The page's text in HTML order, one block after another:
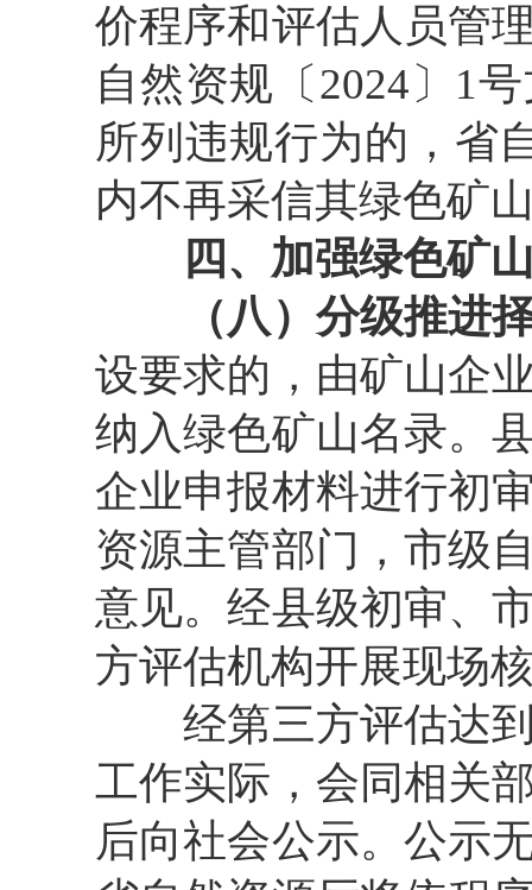
价程序和评估人员管
自然资规〔 2024 〕 1
所列违规行为的，省
内不再采信其绿色矿
四、加强绿色矿
（八）分级推进
设要求的，由矿山企
纳入绿色矿山名录。
企业申报材料进行初
资源主管部门，市级
意见。经县级初审、
方评估机构开展现场
经第三方评估达
工作实际，会同相关
后向社会公示。公示